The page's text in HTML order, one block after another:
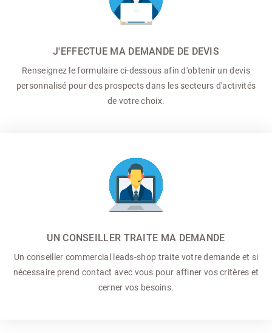
J'EFFECTUE MA DEMANDE DE DEVIS
Renseignez le formulaire ci-dessous afin d'obtenir un devis
personnalisé pour des prospects dans les secteurs d'activités
de votre choix.
UN CONSEILLER TRAITE MA DEMANDE
Un conseiller commercial
leads-shop traite votre demande et si
nécessaire prend contact avec vous pour affiner vos critères et
cerner vos besoins.